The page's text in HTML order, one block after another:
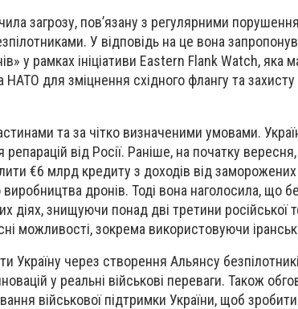
загрозу, пов’язану з регулярними
У відповідь на це вона
у рамках ініціативи Eastern Flank Watch, яка
для зміцнення східного флангу та захисту
та за чітко визначеними умовами.
від Росії. Раніше, на початку
€6 млрд кредиту з доходів від заморожених
виробництва дронів. Тоді вона наголосила, що
діях, знищуючи понад дві третини російської
можливості, зокрема використовуючи
Україну через створення Альянсу
у реальні військові переваги. Також
військової підтримки України, щоб